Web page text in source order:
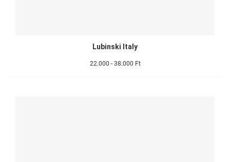
Lubinski Italy
22.000 - 38.000 Ft